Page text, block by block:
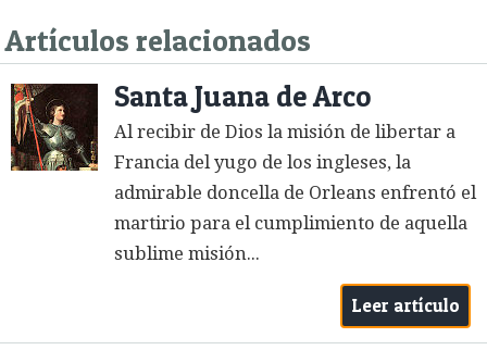
Artículos relacionados
Santa Juana de Arco
Al recibir de Dios la misión de libertar a
Francia del yugo de los ingleses, la
admirable doncella de Orleans enfrentó el
martirio para el cumplimiento de aquella
sublime misión...
Leer artículo